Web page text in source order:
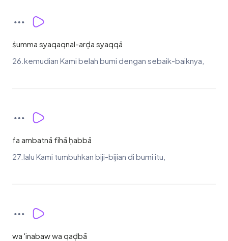
ṡumma syaqaqnal-arḍa syaqqā
26.kemudian Kami belah bumi dengan sebaik-baiknya,
fa ambatnā fīhā ḥabbā
27.lalu Kami tumbuhkan biji-bijian di bumi itu,
wa 'inabaw wa qaḍbā